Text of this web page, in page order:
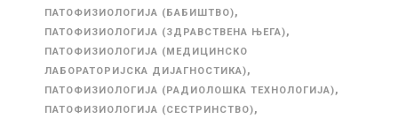
ПАТОФИЗИОЛОГИЈА (БАБИШТВО),
ПАТОФИЗИОЛОГИЈА (ЗДРАВСТВЕНА ЊЕГА),
ПАТОФИЗИОЛОГИЈА (МЕДИЦИНСКО
ЛАБОРАТОРИЈСКА ДИЈАГНОСТИКА),
ПАТОФИЗИОЛОГИЈА (РАДИОЛОШКА ТЕХНОЛОГИЈА),
ПАТОФИЗИОЛОГИЈА (СЕСТРИНСТВО),